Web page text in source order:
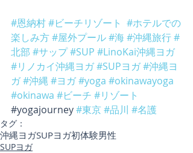
#恩納村#ビーチリゾート #ホテルでの
楽しみ方#屋外プール#海#沖縄旅行#
北部 #サップ#SUP #LinoKai沖縄ヨガ
#リノカイ沖縄ヨガ#SUPヨガ#沖縄ヨ
ガ#沖縄 #ヨガ#yoga #okinawayoga
#okinawa #ビーチ #リゾート
#yogajourney #東京#品川 #名護
タグ：
沖縄ヨガSUPヨガ初体験男性
SUPヨガ